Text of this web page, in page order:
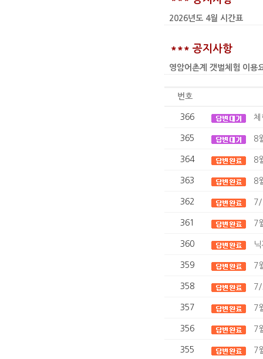
2026년도 4월 시간표
*** 공지사항
영암어촌계 갯벌체험 이
번호
366 체
365 8
364 8
363 8
362 7/
361 7
360
359 7
358 7/
357 7
356 7
355 7